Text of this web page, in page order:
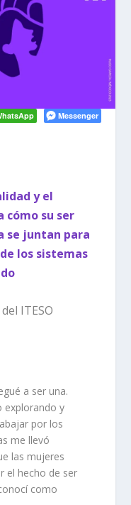
Messenger
y el
cómo su ser
se juntan para
los sistemas
ITESO
a ser una.
explorando y
por los
me llevó
las mujeres
el hecho de ser
como